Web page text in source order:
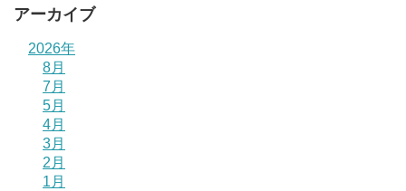
アーカイブ
2026年
8月
7月
5月
4月
3月
2月
1月